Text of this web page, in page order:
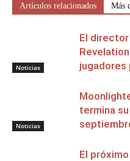
Artículos relacionados Más
Noticias
El director
jugadores
Noticias
termina
El